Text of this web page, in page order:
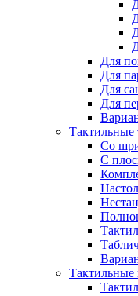
Для
Для
Для
Для
Тактильные
Со
С
Тактильные